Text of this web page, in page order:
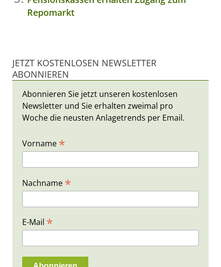
Repomarkt
JETZT KOSTENLOSEN NEWSLETTER
ABONNIEREN
Abonnieren Sie jetzt unseren kostenlosen
Newsletter und Sie erhalten zweimal pro
Woche die neusten Anlagetrends per Email.
Vorname *
Nachname *
E-Mail *